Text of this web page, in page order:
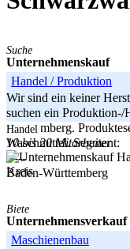
Suche
Unternehmenskauf
Handel / Produktion
Wir sind ein keiner
suchen ein Produktion-/
Württemberg.
Waschmittel. Segment:
-----
Baden-Württemberg
Handel
10 bis 20 Mitarbeiter
Kreis
Biete
Unternehmensverkauf
Maschienenbau